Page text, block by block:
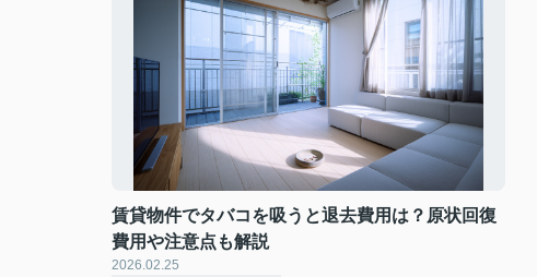
賃貸物件でタバコを吸うと退去費用は？原状回復
費用や注意点も解説
2026.02.25